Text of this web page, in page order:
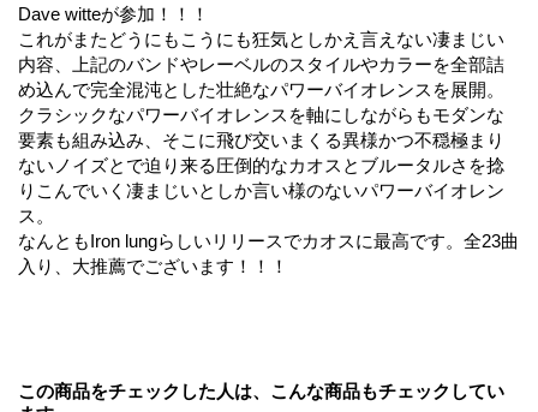
Dave witteが参加！！！
これがまたどうにもこうにも狂気としかえ言えない凄まじい
内容、上記のバンドやレーベルのスタイルやカラーを全部詰
め込んで完全混沌とした壮絶なパワーバイオレンスを展開。
クラシックなパワーバイオレンスを軸にしながらもモダンな
要素も組み込み、そこに飛び交いまくる異様かつ不穏極まり
ないノイズとで迫り来る圧倒的なカオスとブルータルさを捻
りこんでいく凄まじいとしか言い様のないパワーバイオレン
ス。
なんともIron lungらしいリリースでカオスに最高です。全23曲
入り、大推薦でございます！！！
この商品をチェックした人は、こんな商品もチェックしてい